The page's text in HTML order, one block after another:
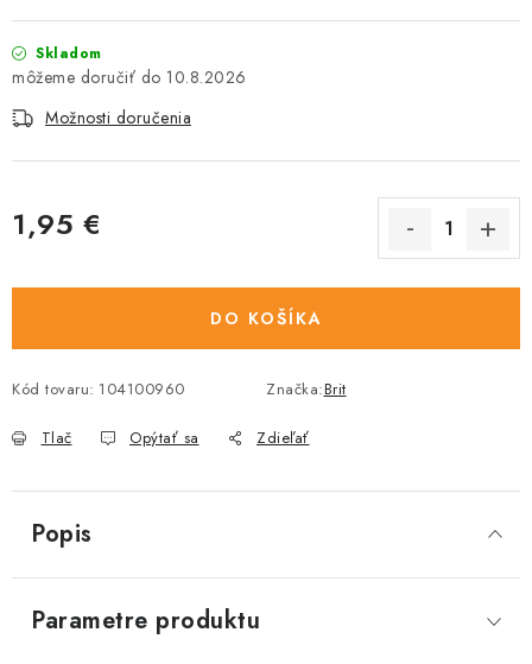
Skladom
10.8.2026
Možnosti doručenia
1,95 €
DO KOŠÍKA
Kód tovaru: 104100960 Značka:Brit
Tlač Opýtať sa Zdieľať
Popis
Parametre produktu